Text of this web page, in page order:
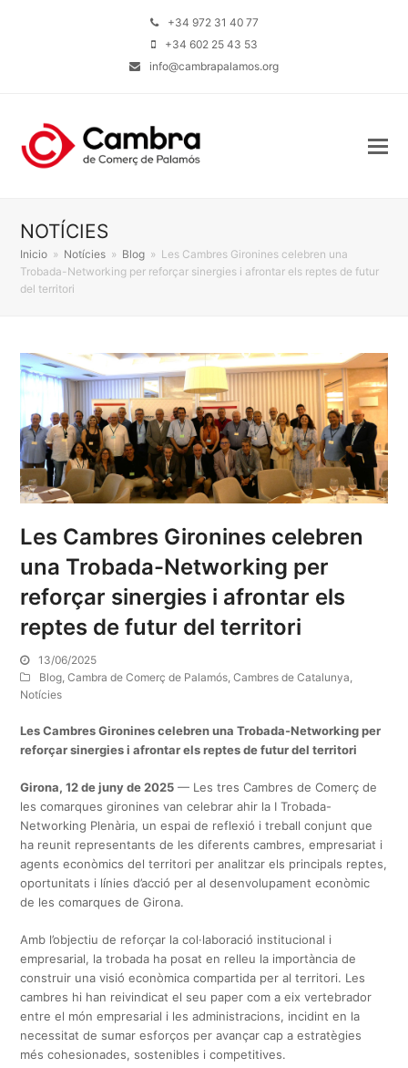
+34 972 31 40 77
+34 602 25 43 53
info@cambrapalamos.org
NOTÍCIES
Inicio » Notícies » Blog » Les Cambres Gironines celebren una
Trobada-Networking per reforçar sinergies i afrontar els reptes de futur
del territori
Les Cambres Gironines celebren
una Trobada-Networking per
reforçar sinergies i afrontar els
reptes de futur del territori
13/06/2025
Blog ,Cambra de Comerç de Palamós ,Cambres de Catalunya
Notícies
Les Cambres Gironines celebren una Trobada-Networking per
reforçar sinergies i afrontar els reptes de futur del territori
Girona, 12 de juny de 2025 — Les tres Cambres de Comerç de
les comarques gironines van celebrar ahir la I Trobada-
Networking Plenària, un espai de reflexió i treball conjunt que
ha reunit representants de les diferents cambres, empresariat i
agents econòmics del territori per analitzar els principals reptes,
oportunitats i línies d’acció per al desenvolupament econòmic
de les comarques de Girona.
Amb l’objectiu de reforçar la col·laboració institucional i
empresarial, la trobada ha posat en relleu la importància de
construir una visió econòmica compartida per al territori. Les
cambres hi han reivindicat el seu paper com a eix vertebrador
entre el món empresarial i les administracions, incidint en la
necessitat de sumar esforços per avançar cap a estratègies
més cohesionades, sostenibles i competitives.